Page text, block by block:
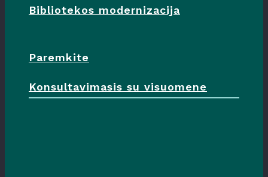
Bibliotekos modernizacija
Paremkite
Konsultavimasis su visuomene